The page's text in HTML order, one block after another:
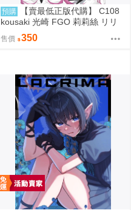
預購
【賣最低正版代購】 C108
kousaki 光崎 FGO 莉莉絲 リリ
ス 抱枕套 0816
售價 350